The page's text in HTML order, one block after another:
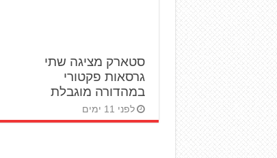
סטארק מציגה שתי
גרסאות פקטורי
במהדורה מוגבלת
לפני 11 ימים